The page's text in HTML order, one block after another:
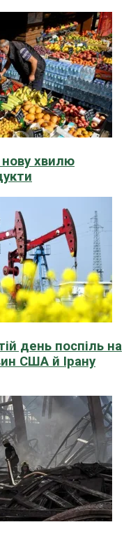
хвилю
день поспіль на
США й Ірану